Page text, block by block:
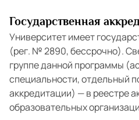
Государственная
Университет имеет
(рег. № 2890, бессрочно).
группе данной программы
специальности, отдельный
аккредитации) — в реестре
образовательных